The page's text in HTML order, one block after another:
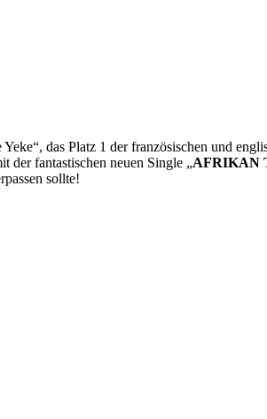
das Platz 1 der französischen und
der fantastischen neuen Single „AFRIKAN
sollte!